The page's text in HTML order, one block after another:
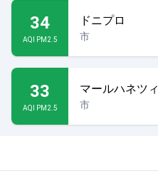
34
AQI PM2.5
ドニプロ
市
33
AQI PM2.5
マールハネツィ
市